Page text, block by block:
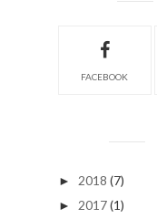
► 2017 (1)
► 2016(1)